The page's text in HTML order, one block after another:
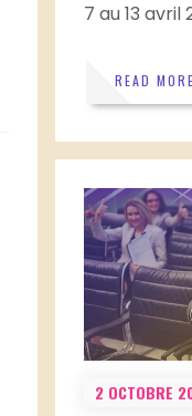
7 au 13 avril
READ MORE
2 OCTOBRE